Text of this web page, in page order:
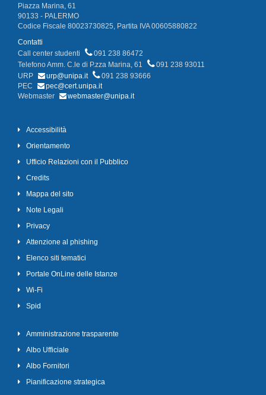
Piazza Marina, 61
90133 - PALERMO
Codice Fiscale 80023730825, Partita IVA 00605880822
Contatti
Call center studenti
091 238 86472
Telefono Amm. C.le di P.zza Marina, 61
091 238 93011
URP
urp@unipa.it
091 238 93666
PEC
pec@cert.unipa.it
Webmaster
webmaster@unipa.it
Accessibilità
Orientamento
Ufficio Relazioni con il Pubblico
Credits
Mappa del sito
Note Legali
Privacy
Attenzione al phishing
Elenco siti tematici
Portale OnLine delle Istanze
Wi-Fi
Spid
Amministrazione trasparente
Albo Ufficiale
Albo Fornitori
Pianificazione strategica